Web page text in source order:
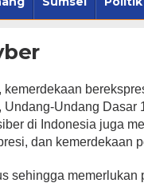
Undang Dasar
di Indonesia juga
dan kemerdekaan
sehingga